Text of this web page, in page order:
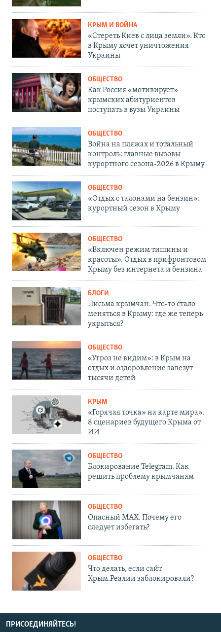
КРЫМ И ВОЙНА
«Стереть Киев с лица земли». Кто
в Крыму хочет уничтожения
Украины
ОБЩЕСТВО
Как Россия «мотивирует»
крымских абитуриентов
поступать в вузы Украины
ОБЩЕСТВО
Война на пляжах и тотальный
контроль: главные вызовы
курортного сезона-2026 в Крыму
ОБЩЕСТВО
«Отдых с талонами на бензин»:
курортный сезон в Крыму
ОБЩЕСТВО
«Включен режим тишины и
красоты». Отдых в прифронтовом
Крыму без интернета и бензина
БЛОГИ
Письма крымчан. Что-то стало
меняться в Крыму: где же теперь
укрыться?
ОБЩЕСТВО
«Угроз не видим»: в Крым на
отдых и оздоровление завезут
тысячи детей
КРЫМ
«Горячая точка» на карте мира».
8 сценариев будущего Крыма от
ИИ
ОБЩЕСТВО
Блокирование Telegram. Как
решить проблему крымчанам
ОБЩЕСТВО
Опасный MAX. Почему его
следует избегать?
ОБЩЕСТВО
Что делать, если сайт
Крым.Реалии заблокировали?
ПРИСОЕДИНЯЙТЕСЬ!